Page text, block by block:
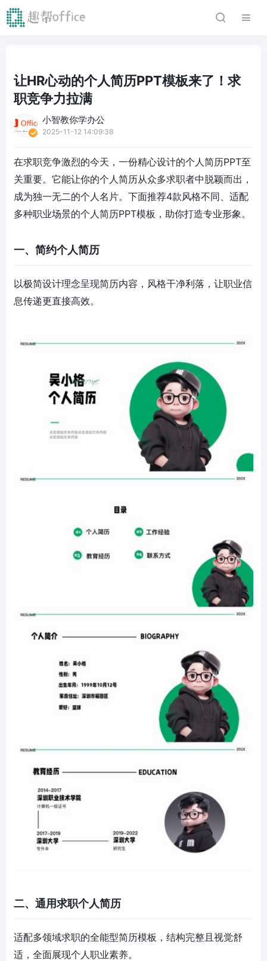
让HR心动的个人简历PPT模板来了！求
职竞争力拉满
小智教你学办公
2025-11-12 14:09:38
在求职竞争激烈的今天，一份精心设计的个人简历PPT至
关重要。它能让你的个人简历从众多求职者中脱颖而出，
成为独一无二的个人名片。下面推荐4款风格不同、适配
多种职业场景的个人简历PPT模板，助你打造专业形象。
一、简约个人简历
以极简设计理念呈现简历内容，风格干净利落，让职业信
息传递更直接高效。
二、通用求职个人简历
适配多领域求职的全能型简历模板，结构完整且视觉舒
适，全面展现个人职业素养。